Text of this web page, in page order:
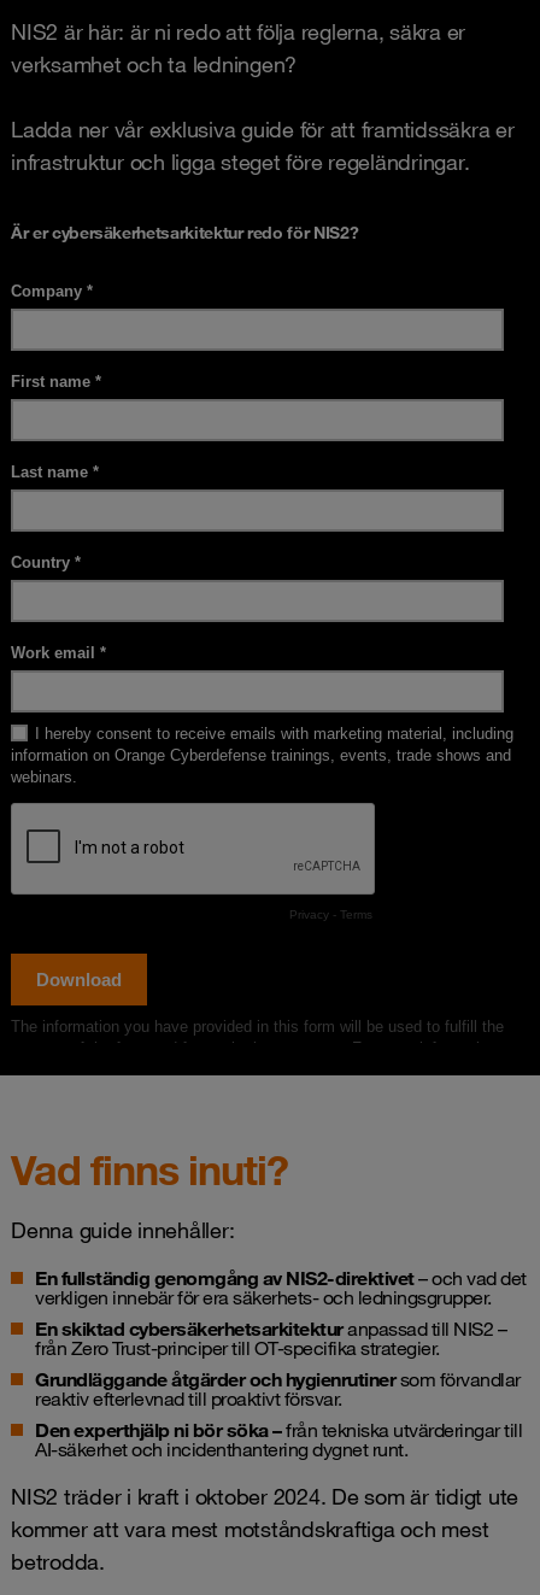
NIS2 är här: är ni redo att följa reglerna, säkra er
verksamhet och ta ledningen?
Ladda ner vår exklusiva guide för att framtidssäkra er
infrastruktur och ligga steget före regeländringar.
Är er cybersäkerhetsarkitektur redo för NIS2?
Vad finns inuti?
Denna guide innehåller:
En fullständig genomgång av NIS2-direktivet– och vad det
verkligen innebär för era säkerhets- och ledningsgrupper.
En skiktad cybersäkerhetsarkitekturanpassad till NIS2 –
från Zero Trust-principer till OT-specifika strategier.
Grundläggande åtgärder och hygienrutinersom förvandlar
reaktiv efterlevnad till proaktivt försvar.
Den experthjälp ni bör söka –från tekniska utvärderingar till
AI-säkerhet och incidenthantering dygnet runt.
NIS2 träder i kraft i oktober 2024. De som är tidigt ute
kommer att vara mest motståndskraftiga och mest
betrodda.